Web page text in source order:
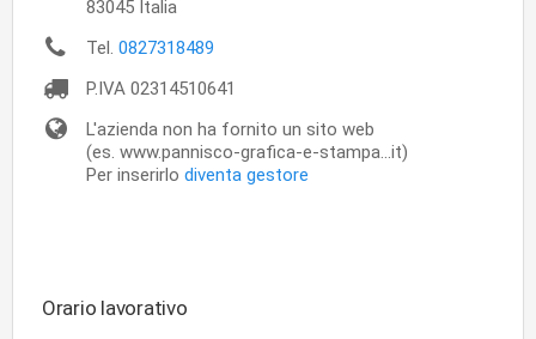
83045 Italia
Tel. 0827318489
P.IVA 02314510641
L'azienda non ha fornito un sito web
(es. www.pannisco-grafica-e-stampa...it)
Per inserirlo diventa gestore
Orario lavorativo